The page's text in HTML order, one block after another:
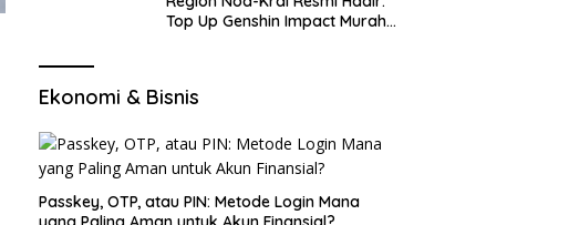
Top Up Genshin Impact Murah
Ekonomi & Bisnis
Passkey, OTP, atau PIN: Metode Login Mana